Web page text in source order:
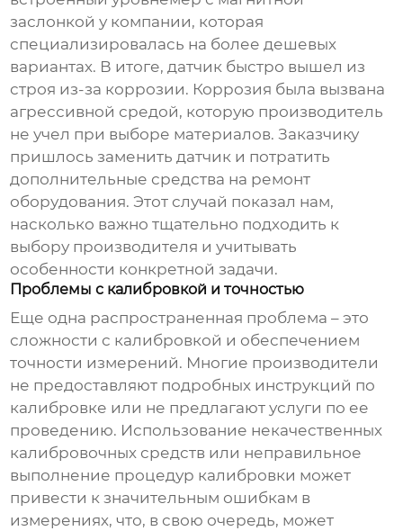
заслонкой у компании, которая
специализировалась на более дешевых
вариантах. В итоге, датчик быстро вышел из
строя из-за коррозии. Коррозия была вызвана
агрессивной средой, которую производитель
не учел при выборе материалов. Заказчику
пришлось заменить датчик и потратить
дополнительные средства на ремонт
оборудования. Этот случай показал нам,
насколько важно тщательно подходить к
выбору производителя и учитывать
особенности конкретной задачи.
Проблемы с калибровкой и точностью
Еще одна распространенная проблема – это
сложности с калибровкой и обеспечением
точности измерений. Многие производители
не предоставляют подробных инструкций по
калибровке или не предлагают услуги по ее
проведению. Использование некачественных
калибровочных средств или неправильное
выполнение процедур калибровки может
привести к значительным ошибкам в
измерениях, что, в свою очередь, может